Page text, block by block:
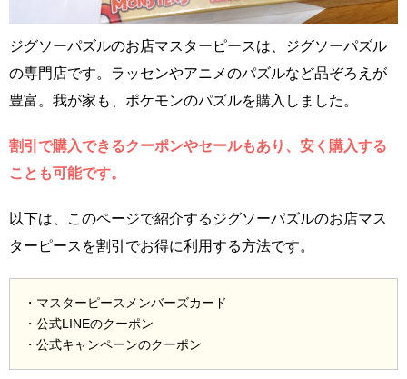
ジグソーパズルのお店マスターピースは、ジグソーパズル
の専門店です。ラッセンやアニメのパズルなど品ぞろえが
豊富。我が家も、ポケモンのパズルを購入しました。
割引で購入できるクーポンやセールもあり、安く購入する
ことも可能です。
以下は、このページで紹介するジグソーパズルのお店マス
ターピースを割引でお得に利用する方法です。
・マスターピースメンバーズカード
・公式LINEのクーポン
・公式キャンペーンのクーポン